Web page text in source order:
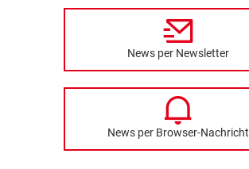
News per Newsletter
News per Browser-Nachricht